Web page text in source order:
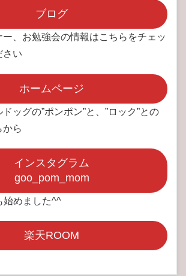
ブログ
、お勉強会の情報はこちらをチェッ
さい
ホームページ
ッグの”ポンポン”と、”ロック”との
から
インスタグラム
goo_pom_mom
始めました^^
楽天ROOM